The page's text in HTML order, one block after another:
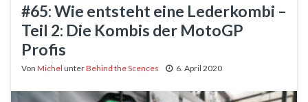
#65: Wie entsteht eine Lederkombi –
Teil 2: Die Kombis der MotoGP
Profis
Von Michel unterBehind the Scences 6. April 2020